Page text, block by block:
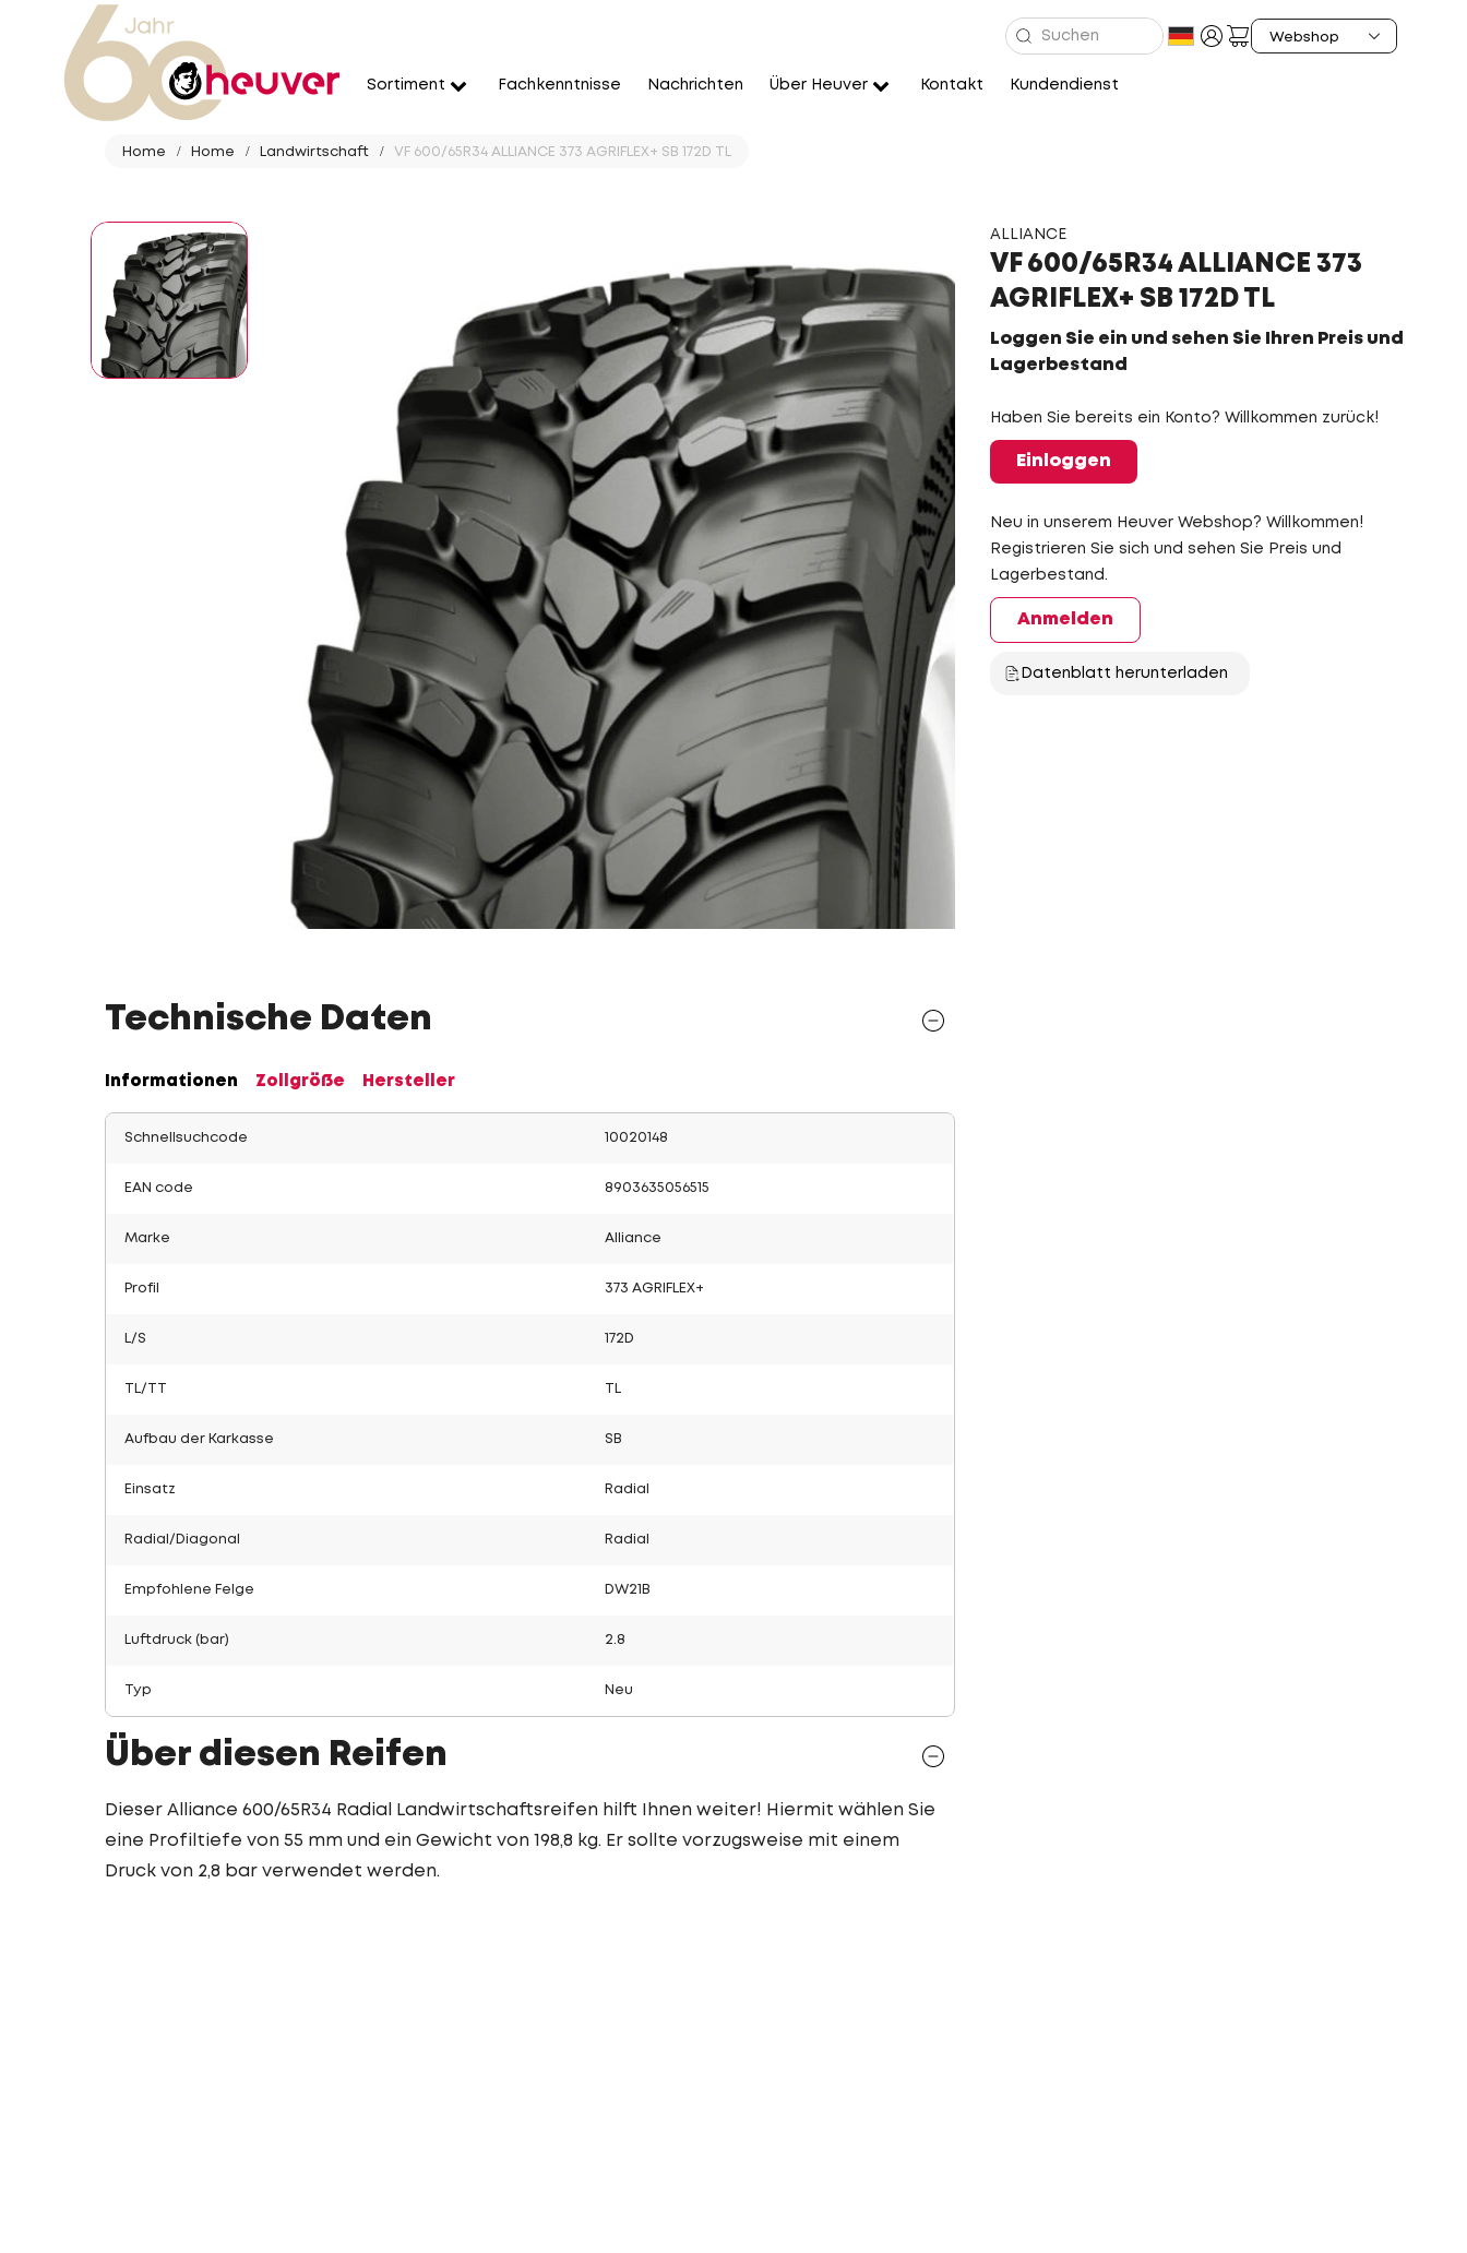
Sortiment Fachkenntnisse Nachrichten Über Heuver Kontakt Kundendienst
Home Home Landwirtschaft VF 600/65R34 ALLIANCE 373 AGRIFLEX+ SB 172D TL
ALLIANCE
VF 600/65R34 ALLIANCE 373
AGRIFLEX+ SB 172D TL
Loggen Sie ein und sehen Sie Ihren Preis und
Lagerbestand
Haben Sie bereits ein Konto? Willkommen zurück!
Einloggen
Neu in unserem Heuver Webshop? Willkommen!
Registrieren Sie sich und sehen Sie Preis und
Lagerbestand.
Anmelden
Datenblatt herunterladen
Technische Daten
Informationen Zollgröße Hersteller
Schnellsuchcode 10020148
EAN code 8903635056515
Marke Alliance
Profil 373 AGRIFLEX+
L/S 172D
TL/TT
Aufbau der Karkasse SB
Einsatz Radial
Radial/Diagonal Radial
Empfohlene Felge DW21B
Luftdruck (bar) 2.8
Typ Neu
Über diesen Reifen
Dieser Alliance 600/65R34 Radial Landwirtschaftsreifen hilft Ihnen weiter! Hiermit wählen Sie
eine Profiltiefe von 55 mm und ein Gewicht von 198,8 kg. Er sollte vorzugsweise mit einem
Druck von 2,8 bar verwendet werden.